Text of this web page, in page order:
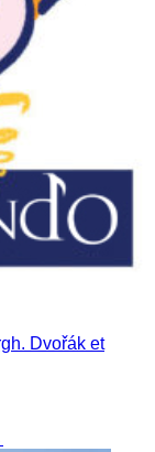
Dvořák et